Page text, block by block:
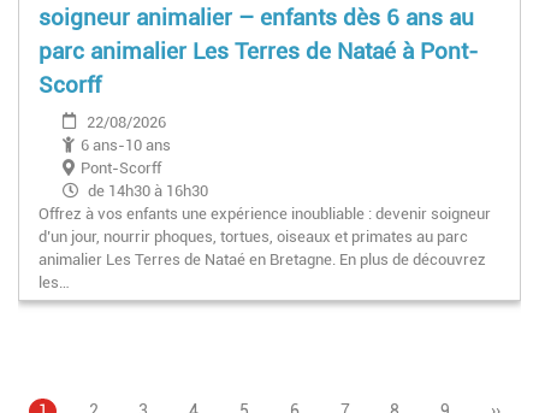
soigneur animalier – enfants dès 6 ans au
parc animalier Les Terres de Nataé à Pont-
Scorff
22/08/2026
6 ans-10 ans
Pont-Scorff
de 14h30 à 16h30
Offrez à vos enfants une expérience inoubliable : devenir soigneur
d’un jour, nourrir phoques, tortues, oiseaux et primates au parc
animalier Les Terres de Nataé en Bretagne. En plus de découvrez
les…